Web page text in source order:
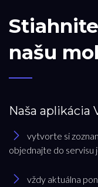
našu
Naša aplikácia
vytvorte si
objednajte do servisu
vždy aktuálna